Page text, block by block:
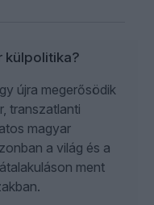
külpolitika?
újra megerősödik
transzatlanti
magyar
a világ és a
ment